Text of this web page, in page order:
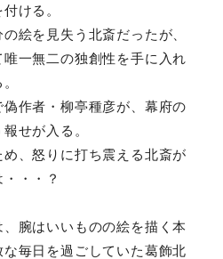
ける。
絵を見失う北斎だったが、
一無二の独創性を手に入れ
作者・柳亭種彦が、幕府の
せが入る。
、怒りに打ち震える北斎が
・・？
腕はいいものの絵を描く本
毎日を過ごしていた葛飾北